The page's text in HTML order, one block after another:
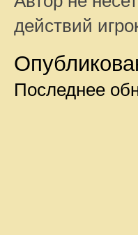
действий
Последнее